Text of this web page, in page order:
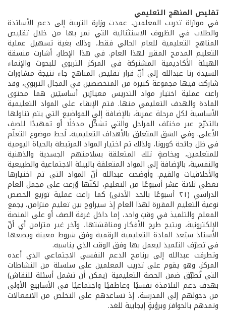
تقليص المنهج التعليمي
في موازاة تدريب المعلمين، عمدت وزارة التربية إلى دعم الأساتذة
والطلاب في الظروف الاستثنائية التي نمر بها من خلال تقليص
المناهج التعليمية للعام الحالي فقط، وذلك بغية تسهيل عملية
التعليم المدمج المقرر لهذا العام. في هذا الإطار، أشارت منسقة
الهيئة الأكاديمية المشتركة في المركز التربوي للبحوث والإنماء
السيدة رنا عبدالله إلى أنّ قرار تقليص المناهج جاء نتيجة مشاورات
شاركت فيها مجموعة كبيرة من المتخصصين في المجال التربوي، وقد
راعت عملية اختيار مواد التدريس معيارَين أساسيَين هما محتوى
المادة والهدف التعليمي منها. فتم الإبقاء على المواد التعليمية
الأساسية لكل مرحلة عمرية، بالإضافة إلى المواضيع التي يتم تناولها
بالتدرّج عبر مختلف المراحل والتي تشكّل مدخلًا أو تمهيدًا للصف
الأعلى. وفي الشق المتعلق بالأهداف التعليمية، لُحظ موضوع التعلّم
في ظل جائحة كورونا، ولذلك تم اختيار المواد المرتبطة بالحياة اليومية
للمتعلمين، وبخاصةٍ تلك المتعلقة بسلامتهم الجسدية والذهنية
والنفسية، بالإضافة إلى المواد المتعلقة بالبيئة الاجتماعية والطبيعية
والأخلاقيات والقيم. وأوضحت عبدالله أنّ المواد التي تم اختيارها
تغطي ثلاثة عشر أسبوعًا من التعليم، لكنّها وُزعت على مجمل العام
الدراسي (٢١ أسبوعًا بالحد الأدنى) كما راعت عملية توزيع الحصص
نوعية التعليم المقررة لهذا العام إذ سيراوح بين تعليم متزامن، يجمع
المعلم والتلميذ في وقتٍ واحد، إما داخل غرفة الصف أو على المنصة
الإلكترونية، ويتيح طرح الأفكار ومناقشتها، وآخر غير متزامن أي أنّ
الأستاذ سيُعد المادة التعليمية الرقمية وفق شروط معينة ويضعها
في تصرّف التلميذ ليعمل بها وفق الوقت الذي يناسبه.
وتطرقت عبدالله إلى ‏برنامج الدعم النفسي الاجتماعي الذي أعده
المركز، وهو يقوم على تدريب المعلمين على سلسلة من النشاطات
التي تُطبّق ضمن الحصة التعليمية (يمكن أن تشمل أسئلة للنقاش)
بهدف دعم التلامذة نفسيًا وعاطفيًا واجتماعيًا في الأسابيع الأولى
من دخولهم إلى المدرسة، إذ تساعدهم على التخلص من الانفعالات
وتمدهم بالحوافز وبرؤيةٍ ‏إيجابية للغد.